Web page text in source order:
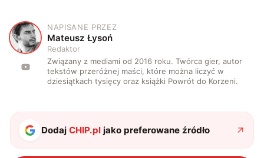
M
NAPISANE PRZEZ
Mateusz Łysoń
Redaktor
Związany z mediami od 2016 roku. Twórca gier, autor
tekstów przeróżnej maści, które można liczyć w
dziesiątkach tysięcy oraz książki Powrót do Korzeni.
DodajCHIP.pl jako preferowane źródło